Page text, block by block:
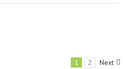
1 2 Next